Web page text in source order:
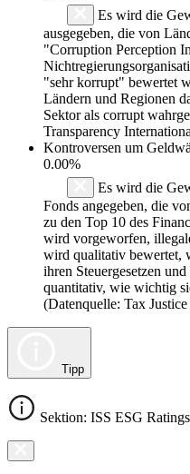
Es wird die
ausgegeben, die von
"Corruption Perception
"sehr korrupt" bewertet
Ländern und Regionen
Sektor als corrupt
Transparency
Kontroversen um
0.00%
Es wird die
Fonds angegeben, die
zu den Top 10 des
wird vorgeworfen,
wird qualitativ bewertet,
ihren Steuergesetzen
quantitativ, wie wichtig
(Datenquelle: Tax
Tipp
Sektion: ISS ESG